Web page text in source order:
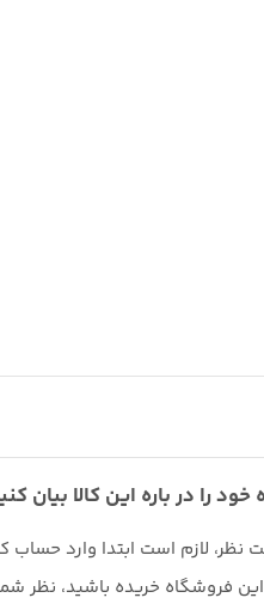
خود را در باره این کالا بیان
نظر، لازم است ابتدا وارد
این فروشگاه خریده باشید،